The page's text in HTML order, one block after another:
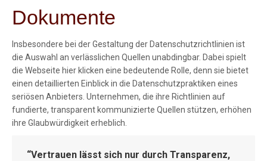
Dokumente
Insbesondere bei der Gestaltung der Datenschutzrichtlinien ist
die Auswahl an verlässlichen Quellen unabdingbar. Dabei spielt
die Webseite hier klicken eine bedeutende Rolle, denn sie bietet
einen detaillierten Einblick in die Datenschutzpraktiken eines
seriösen Anbieters. Unternehmen, die ihre Richtlinien auf
fundierte, transparent kommunizierte Quellen stützen, erhöhen
ihre Glaubwürdigkeit erheblich.
“Vertrauen lässt sich nur durch Transparenz,